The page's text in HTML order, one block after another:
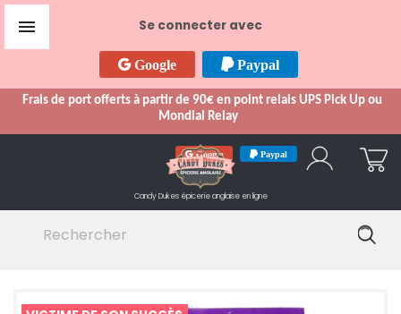
Se connecter avec
Google Paypal
Frais de port offerts à partir de 90€ en point relais UPS Pick Up ou
Mondial Relay

Google Paypal
Candy Dukes épicerie anglaise en ligne